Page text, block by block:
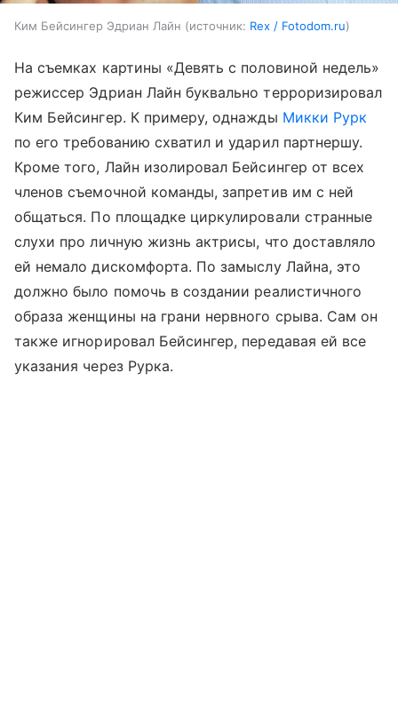
Ким Бейсингер Эдриан Лайн источник: Rex / Fotodom.ru
На съемках картины «Девять с половиной недель»
режиссер Эдриан Лайн буквально терроризировал
Ким Бейсингер. К примеру, однажды Микки Рурк
по его требованию схватил и ударил партнершу.
Кроме того, Лайн изолировал Бейсингер от всех
членов съемочной команды, запретив им с ней
общаться. По площадке циркулировали странные
слухи про личную жизнь актрисы, что доставляло
ей немало дискомфорта. По замыслу Лайна, это
должно было помочь в создании реалистичного
образа женщины на грани нервного срыва. Сам он
также игнорировал Бейсингер, передавая ей все
указания через Рурка.